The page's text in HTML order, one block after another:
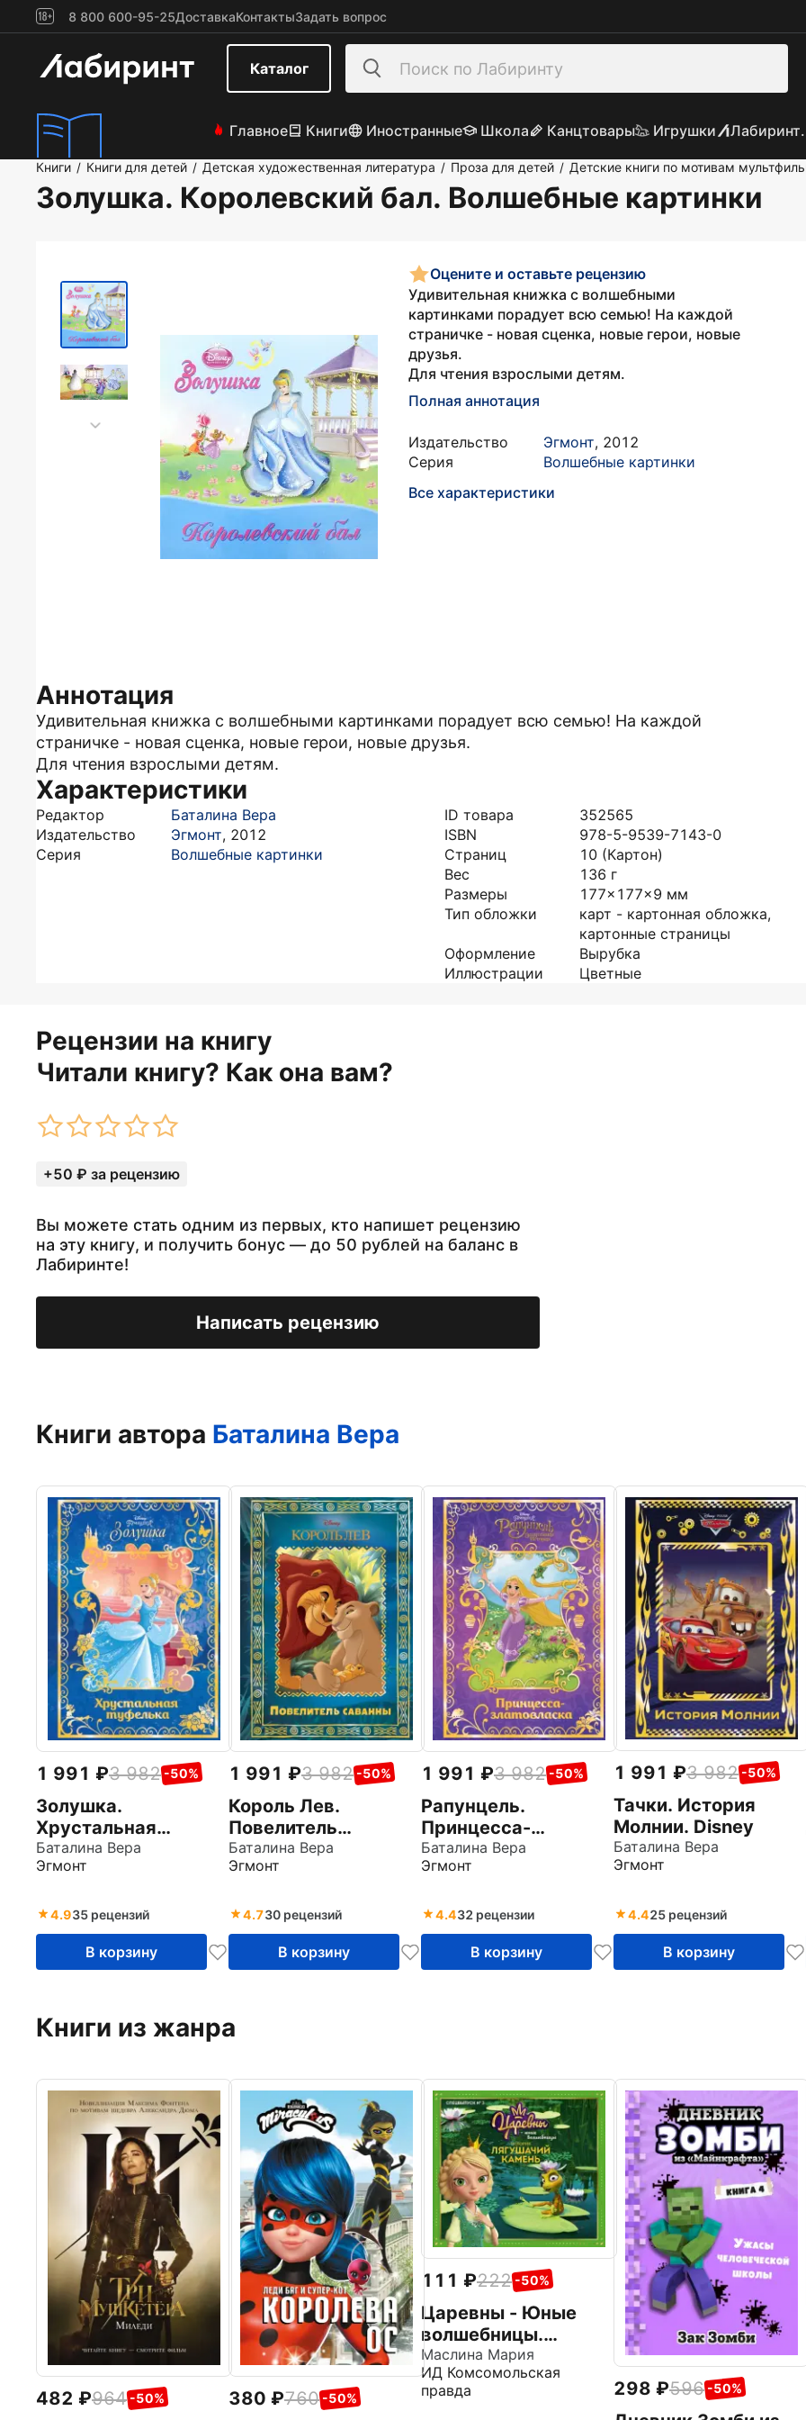
8 800 600-95-25ДоставкаКонтактыЗадать вопрос
Каталог
Главное Книги Иностранные Школа Канцтовары Игрушки
Книги / Книги для детей / Детская художественная литература / Проза для детей / Детские книги по мотивам
Золушка. Королевский бал. Волшебные картинки
Оцените и оставьте рецензию
Удивительная книжка с волшебными
картинками порадует всю семью! На каждой
страничке - новая сценка, новые герои, новые
друзья.
Для чтения взрослыми детям.
Полная аннотация
Издательство Эгмонт, 2012
Серия
Волшебные картинки
Все характеристики
Аннотация
Удивительная книжка с волшебными картинками порадует всю семью! На каждой
страничке - новая сценка, новые герои, новые друзья.
Для чтения взрослыми детям.
Характеристики
Редактор
Баталина Вера
Издательство
Эгмонт, 2012
Серия
Волшебные картинки
ID товара
352565
ISBN
978-5-9539-7143-0
Страниц
10 (Картон)
Вес
136 г
Размеры
177x177x9 мм
Тип обложки
карт - картонная обложка,
картонные страницы
Оформление
Вырубка
Иллюстрации
Цветные
Рецензии на книгу
Читали книгу? Как она вам?
+50 ₽ за рецензию
Вы можете стать одним из первых, кто напишет рецензию
на эту книгу, и получить бонус — до 50 рублей на баланс в
Лабиринте!
Написать рецензию
Книги автора Баталина Вера
1 991 3 982 -50%
Золушка.
Хрустальная
туфелька. Disney
Баталина Вера
Эгмонт
4.935 рецензий
В корзину
1 991 3 982 -50%
Король Лев.
Повелитель
саванны. Disney
Баталина Вера
Эгмонт
4.730 рецензий
В корзину
1 991 3 982 -50%
Рапунцель.
Принцесса-
златовласка. Disney
Баталина Вера
Эгмонт
4.432 рецензии
В корзину
1 991 3 982 -50%
Тачки. История
Молнии. Disney
Баталина Вера
Эгмонт
4.425 рецензий
В корзину
Книги из жанра
482 964 -50% 380 760 -50%
111 222 -50%
Царевны - Юные
волшебницы.
Спецвыпуск №3,
июль - сентябрь
2021. История.
Маслина Мария
ИД Комсомольская
правда
298 596 -50%